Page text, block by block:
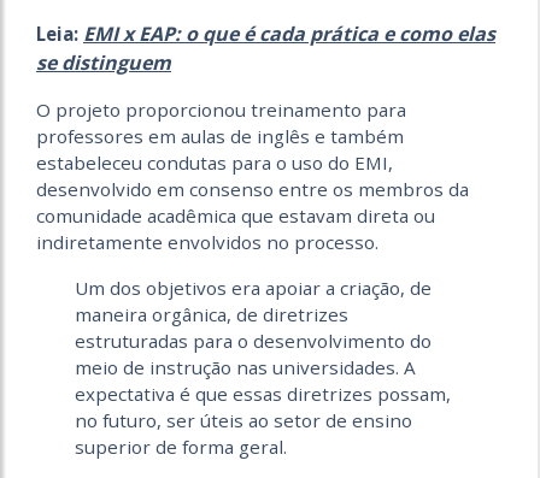
Leia: EMI x EAP: o que é cada prática e como elas
se distinguem
O projeto proporcionou treinamento para
professores em aulas de inglês e também
estabeleceu condutas para o uso do EMI,
desenvolvido em consenso entre os membros da
comunidade acadêmica que estavam direta ou
indiretamente envolvidos no processo.
Um dos objetivos era apoiar a criação, de
maneira orgânica, de diretrizes
estruturadas para o desenvolvimento do
meio de instrução nas universidades. A
expectativa é que essas diretrizes possam,
no futuro, ser úteis ao setor de ensino
superior de forma geral.